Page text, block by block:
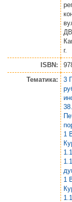
г.
ISBN:
Тематика:
3
1
1